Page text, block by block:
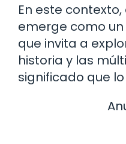
En este
emerge como
que invita a
historia y las
significado que